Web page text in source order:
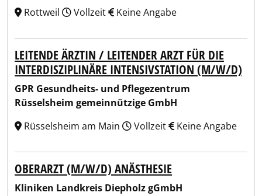
Rottweil
Vollzeit Keine Angabe
LEITENDE ÄRZTIN / LEITENDER ARZT FÜR DIE
INTERDISZIPLINÄRE INTENSIVSTATION (M/W/D)
GPR Gesundheits- und Pflegezentrum
Rüsselsheim gemeinnützige GmbH
Rüsselsheim am Main
Vollzeit Keine Angabe
OBERARZT (M/W/D) ANÄSTHESIE
Kliniken Landkreis Diepholz gGmbH